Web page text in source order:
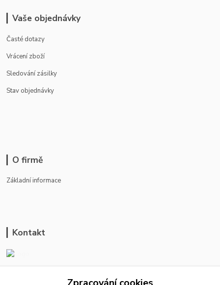
Vaše objednávky
Časté dotazy
Vrácení zboží
Sledování zásilky
Stav objednávky
O firmě
Základní informace
Kontakt